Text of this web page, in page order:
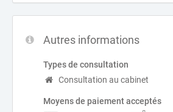
Autres informations
Types de consultation
Consultation au cabinet
Moyens de paiement acceptés